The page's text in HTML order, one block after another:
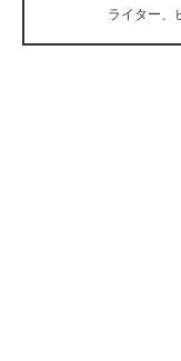
電子設計の基本と応
エネルギーの専門
ライター、